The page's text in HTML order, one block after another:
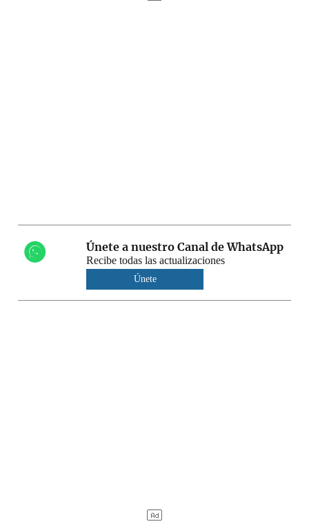
Únete a nuestro Canal de WhatsApp
Recibe todas las actualizaciones
Únete